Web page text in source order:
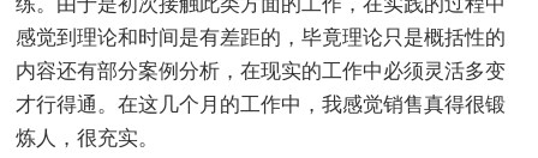
练。由于是初次接触此类方面的工作，在实践的过程中
感觉到理论和时间是有差距的，毕竟理论只是概括性的
内容还有部分案例分析，在现实的工作中必须灵活多变
才行得通。在这几个月的工作中，我感觉销售真得很锻
炼人，很充实。